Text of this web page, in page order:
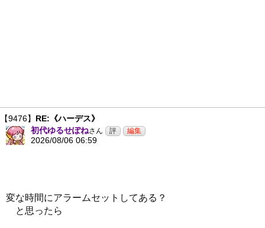
【9476】 RE:《ハーデス》
初代ゆるせぽねさん
2026/08/06 06:59
変な時間にアラームセットしてある？
と思ったら